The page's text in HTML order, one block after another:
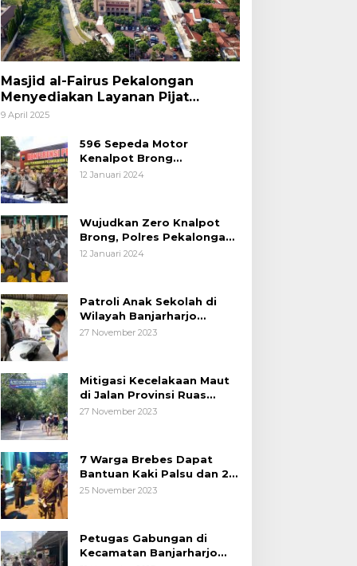
Masjid al-Fairus Pekalongan
Menyediakan Layanan Pijat
hingga Potong Rambut Gratis bagi
9 April 2025
596 Sepeda Motor
Kenalpot Brong
Diamankan Polres
12 Januari 2024
Wujudkan Zero Knalpot
Brong, Polres Pekalongan
Kota Berikan Edukasi
12 Januari 2024
Patroli Anak Sekolah di
Wilayah Banjarharjo
Brebes
27 November 2023
Mitigasi Kecelakaan Maut
di Jalan Provinsi Ruas
Banjarharjo-Salem
27 November 2023
7 Warga Brebes Dapat
Bantuan Kaki Palsu dan 2
Operasi Bibir Sumbing
25 November 2023
Petugas Gabungan di
Kecamatan Banjarharjo